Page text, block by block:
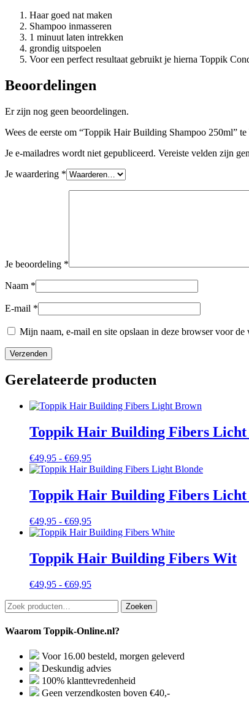
Haar goed nat maken
Shampoo inmasseren
1 minuut laten intrekken
grondig uitspoelen
Voor een perfect resultaat gebruikt je hierna Toppik
Beoordelingen
Er zijn nog geen beoordelingen.
Wees de eerste om “Toppik Hair Building Shampoo 250ml” te
Je e-mailadres wordt niet gepubliceerd. Vereiste velden zijn
Je waardering *
Je beoordeling *
Naam *
E-mail *
Mijn naam, e-mail en site opslaan in deze browser voor de
Gerelateerde producten
Toppik Hair Building Fibers
€49,95 - €69,95Prijsklasse:
€49,95
€69,95
Toppik Hair Building Fibers Licht
€49,95 - €69,95Prijsklasse:
€49,95
€69,95
Toppik Hair Building Fibers Wit
€49,95 - €69,95Prijsklasse:
Zoeken
naar:
Zoeken
Waarom Toppik-Online.nl?
Voor 16.00 besteld, morgen geleverd
Deskundig advies
100% klanttevredenheid
Geen verzendkosten boven €40,-